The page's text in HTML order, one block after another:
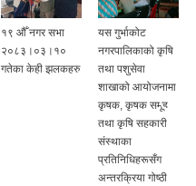
१९ ‍औँ नगर सभा
२०८३।०३।१०
गतेका केही झलकहरु
यस गुर्भाकोट
नगरपालिकाको कृषि
तथा पशुसेवा
शाखाको आयोजनामा
कृषक, कृषक समूह
तथा कृषि सहकारी
संस्थाका
प्रतिनिधिहरूसँग
अन्तरक्रिया गोष्ठी